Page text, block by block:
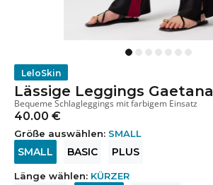
LeloSkin
Lässige Leggings Gaetana
Bequeme Schlagleggings mit farbigem Einsatz
40.00 €
Größe auswählen: SMALL
SMALL BASIC PLUS
Länge wählen: KÜRZER